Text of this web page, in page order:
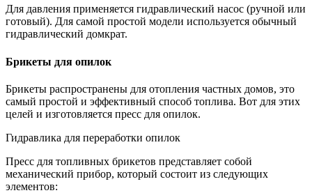
Для давления применяется гидравлический насос (ручной или
готовый). Для самой простой модели используется обычный
гидравлический домкрат.
Брикеты для опилок
Брикеты распространены для отопления частных домов, это
самый простой и эффективный способ топлива. Вот для этих
целей и изготовляется пресс для опилок.
Гидравлика для переработки опилок
Пресс для топливных брикетов представляет собой
механический прибор, который состоит из следующих
элементов: